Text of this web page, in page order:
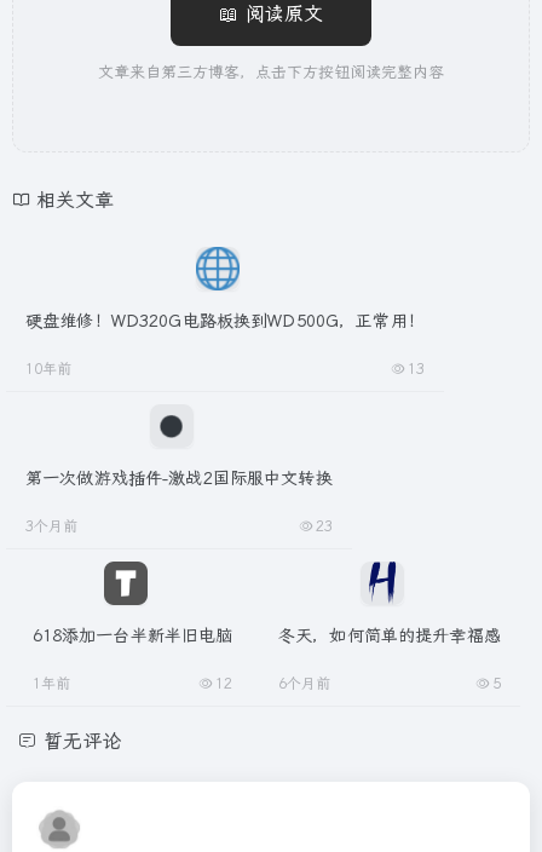
📖 阅读原文
文章来自第三方博客，点击下方按钮阅读完整内容
相关文章
硬盘维修！WD320G电路板换到WD500G，正常用！
10年前 13
第一次做游戏插件-激战2国际服中文转换
3个月前 23
618添加一台半新半旧电脑
1年前 12
冬天，如何简单的提升幸福感
6个月前 5
暂无评论